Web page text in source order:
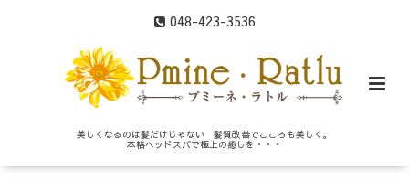
048-423-3536
美しくなるのは髪だけじゃない 髪質改善でこころも美しく。
本格ヘッドスパで極上の癒しを・・・